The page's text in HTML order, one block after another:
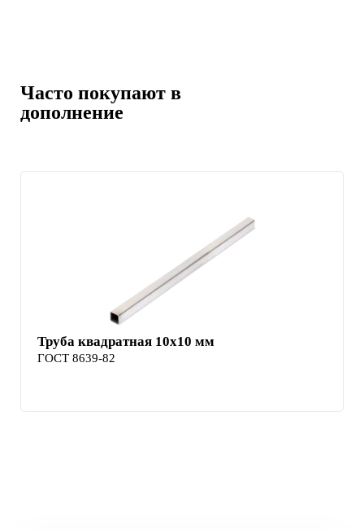
Часто покупают в
дополнение
Труба квадратная 10х10 мм
ГОСТ 8639-82